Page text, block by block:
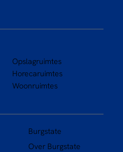
Opslagruimtes
Horecaruimtes
Woonruimtes
Burgstate
Over Burgstate